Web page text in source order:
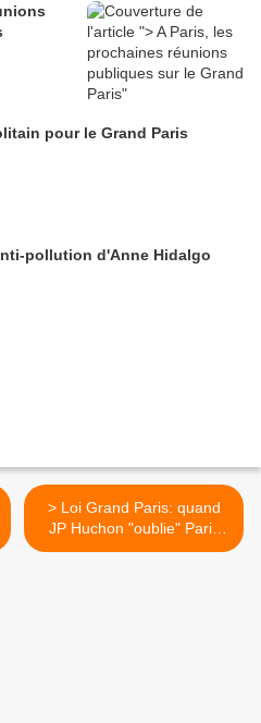
pour le Grand Paris
pollution d'Anne Hidalgo
> Loi Grand Paris: quand
JP Huchon "oublie" Paris
Métropole >